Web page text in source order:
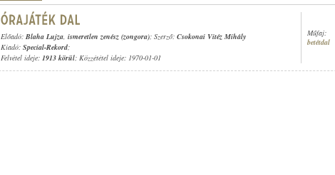
Előadó: Blaha Lujza, ismeretlen zenész (zongora); Szerző: Csokonai Vitéz Mihály
Kiadó: Special-Rekord;
Felvétel ideje: 1913 körül; Közzététel ideje: 1970-01-01
Műfaj:
betétdal